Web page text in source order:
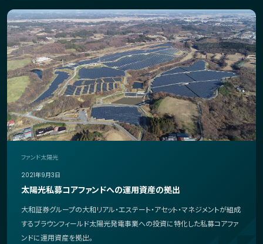
ファンド太陽光
2021年9月3日
太陽光私募コアファンドへの運用資産の拠出
大和証券グループの大和リアル・エステート・アセット・マネジメントが組成
するブラウンフィールド太陽光発電事業への投資に特化した私募コアファ
ンドに運用資産を拠出。